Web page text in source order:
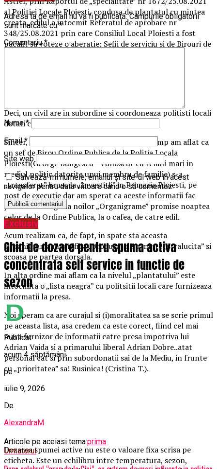
al Politiei Locale Ploiesti, condusa de plantatul cu mintea
creata, edilul a intocmit Referatul de aprobare nr
348/25.08.2021 prin care Consiliul Local Ploiesti a fost
pacalit sa voteze o aberatie: Sefii de serviciu si de Birouri de
Deci, un civil are in subordine si coordoneaza politisti locali
dotati cu armament, bezna mintii!
Sincer, noi am fost mirati cand acum ceva timp am aflat ca
un sef de Birou Ordine Publica de la Politia Locala
Ploiesti(George Buligescu – cunoscut cu relatii mari in
mediul politic datorita unui membru de familie) s-a
„transferat” brusc la „Investitii” in Primaria Ploiesti, pe
post de executie dar am sperat ca aceste informatii fac
parte din categoria noilor „Organigrame” promise noaptea
celor de la Ordine Publica, la o cafea, de catre edil.
Acum realizam ca, de fapt, in spate sta aceasta
Organigrama magnifica „produsa” de o minte „stralucita” si
scoasa pe partea dorsala.
In alta ordine mai aflam ca la nivelul „plantatului” este
intocmita o „lista neagra” cu politsitii locali care furnizeaza
informatii la presa.
Noi speram ca are curajul si (i)moralitatea sa se scrie primul
pe aceasta lista, asa credem ca este corect, fiind cel mai
mare furnizor de informatii catre presa impotriva lui
Adrian Vaida si a primarului liberal Adrian Dobre..atat
personal cat si prin subordonatii sai de la Mediu, in frunte
cu „prioritatea” sa! Rusinica! (Cristina T.).
Articole pe aceiasi tema:prima
Urmatorul
Adresa ta de email nu va fi publicată. Câmpurile obligatorii
sunt marcate cu*
Comentariu*
Nume*
Email*
Site web
Salvează-mi numele, emailul și site-ul web în acest
navigator pentru data viitoare când o să comentez.
Exclusiv
Ghid de dozare pentru spuma activa
concentrata self service in functie de
sezon
Publicat
acum 4 săptămâni
pe
iulie 9, 2026
De
AlexandraM
Dozarea spumei active nu este o valoare fixa scrisa pe
eticheta. Este un echilibru intre temperatura, sezon,